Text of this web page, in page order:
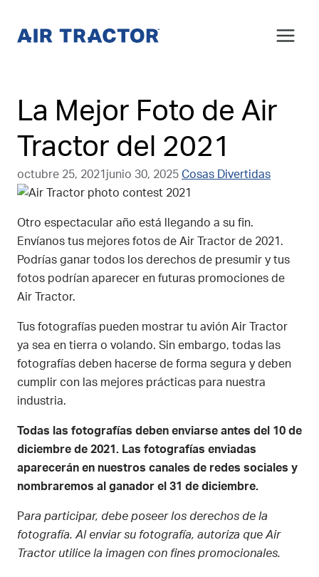
Contenido
La Mejor Foto de Air
Tractor del 2021
octubre 25, 2021 junio 30, 2025 Cosas Divertidas
Otro espectacular año está llegando a su fin.
Envíanos tus mejores fotos de Air Tractor de 2021.
Podrías ganar todos los derechos de presumir y tus
fotos podrían aparecer en futuras promociones de
Air Tractor.
Tus fotografías pueden mostrar tu avión Air Tractor
ya sea en tierra o volando. Sin embargo, todas las
fotografías deben hacerse de forma segura y deben
cumplir con las mejores prácticas para nuestra
industria.
Todas las fotografías deben enviarse antes del 10 de
diciembre de 2021. Las fotografías enviadas
aparecerán en nuestros canales de redes sociales y
nombraremos al ganador el 31 de diciembre.
Para participar, debe poseer los derechos de la
fotografía. Al enviar su fotografía, autoriza que Air
Tractor utilice la imagen con fines promocionales.